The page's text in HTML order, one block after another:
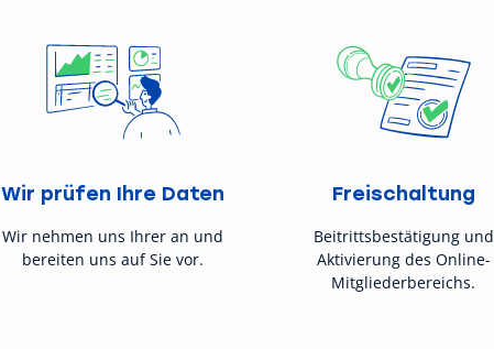
Wir prüfen Ihre Daten
Wir nehmen uns Ihrer an und
bereiten uns auf Sie vor.
Freischaltung
Beitrittsbestätigung und
Aktivierung des Online-
Mitgliederbereichs.